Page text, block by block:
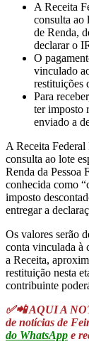
A Receita
consulta ao
de Renda,
declarar o
O
vinculado
restituições
Para
ter imposto
enviado a
A Receita Federal
consulta ao lote
Renda da Pessoa
conhecida como
imposto
entregar a
Os valores serão
conta vinculada à
a Receita,
restituição nesta
contribuinte
✅📲 AQUI A
de notícias de
do WhatsApp e